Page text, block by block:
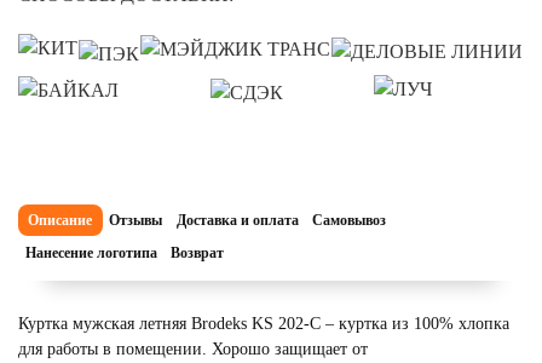
Описание Отзывы Доставка и оплата
Самовывоз
Нанесение логотипа
Возврат
Куртка мужская летняя Brodeks KS 202-С – куртка из 100% хлопка
для работы в помещении. Хорошо защищает от